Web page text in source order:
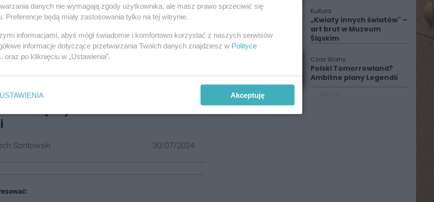
się Pucharowi Polski, które panie zdobyły,
3:0.
Superbet, sponsor główny klubu.
do klubu biznesu GKS
to (nie)cukiernia na ul.
Sontowski 30/07/2024
Kultura
„Kwiaty innych światów" –
art brut w Muzeum
Śląskim
Czas Wolny
Polski Tomorrowland?
Ambitne plany Legendii
danych nie wymagają zgody użytkownika, ale masz prawo sprzeciwić się
Preferencje będą miały zastosowania tylko na tej witrynie.
informacjami, abyś mógł świadomie i komfortowo korzystać z naszych serwisów
informacje dotyczące przetwarzania Twoich danych znajdziesz w Polityce
. oraz po kliknięciu w „Ustawienia”.
USTAWIENIA Akceptuję